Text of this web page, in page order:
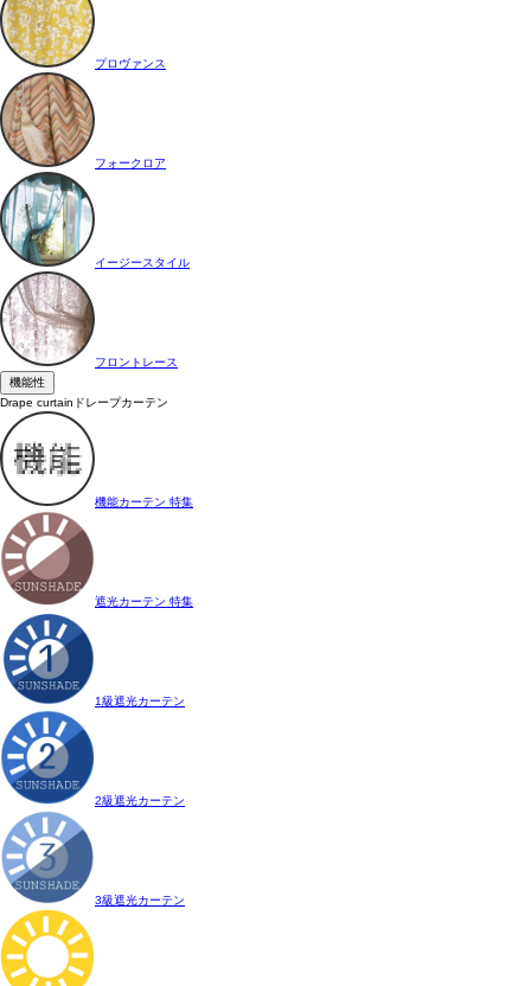
プロヴァンス
フォークロア
イージースタイル
フロントレース
機能性
Drape curtain ドレープカーテン
機能カーテン 特集
遮光カーテン 特集
1級遮光カーテン
2級遮光カーテン
3級遮光カーテン